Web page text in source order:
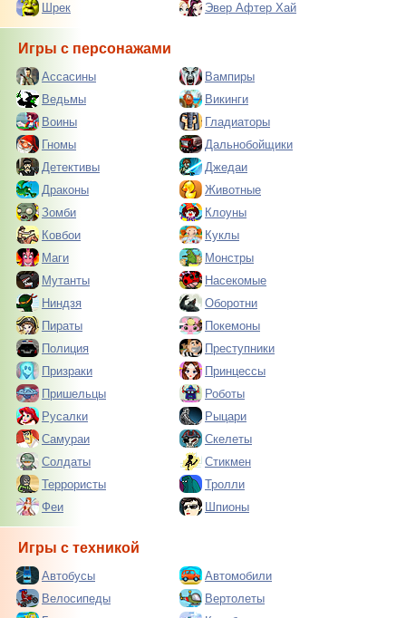
Шрек
Эвер Афтер Хай
Игры с персонажами
Ассасины
Вампиры
Ведьмы
Викинги
Воины
Гладиаторы
Гномы
Дальнобойщики
Детективы
Джедаи
Драконы
Животные
Зомби
Клоуны
Ковбои
Куклы
Маги
Монстры
Мутанты
Насекомые
Ниндзя
Оборотни
Пираты
Покемоны
Полиция
Преступники
Призраки
Принцессы
Пришельцы
Роботы
Русалки
Рыцари
Самураи
Скелеты
Солдаты
Стикмен
Террористы
Тролли
Феи
Шпионы
Игры с техникой
Автобусы
Автомобили
Велосипеды
Вертолеты